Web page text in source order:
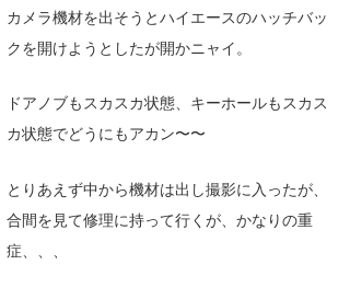
カメラ機材を出そうとハイエースのハッチバッ
クを開けようとしたが開かニャイ。
ドアノブもスカスカ状態、キーホールもスカス
カ状態でどうにもアカン〜〜
とりあえず中から機材は出し撮影に入ったが、
合間を見て修理に持って行くが、かなりの重
症、、、
Yoshiyuki Obata
arukasvision
DELTA FORCE SURF
CBA Films
熊谷素子
WAVAL
中浦“JET”章
嵯峨明日香
進士剛光
田原啓江
植村未来
☆加藤
+☆maki☆+
Aichan
chan-U
ECE
波伝説